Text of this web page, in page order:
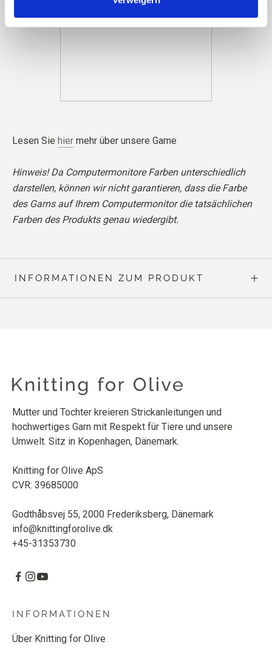
Lesen Sie hier mehr über unsere Garne
Hinweis! Da Computermonitore Farben unterschiedlich
darstellen, können wir nicht garantieren, dass die Farbe
des Garns auf Ihrem Computermonitor die tatsächlichen
Farben des Produkts genau wiedergibt.
INFORMATIONEN ZUM PRODUKT
Mutter und Tochter kreieren Strickanleitungen und
hochwertiges Garn mit Respekt für Tiere und unsere
Umwelt. Sitz in Kopenhagen, Dänemark.
Knitting for Olive ApS
CVR: 39685000
Godthåbsvej 55, 2000 Frederiksberg, Dänemark
info@knittingforolive.dk
+45-31353730
INFORMATIONEN
Über Knitting for Olive